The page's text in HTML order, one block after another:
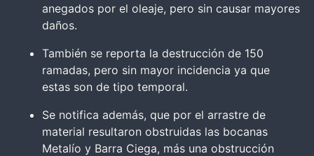
anegados por el oleaje, pero sin causar mayores
daños.
También se reporta la destrucción de 150
ramadas, pero sin mayor incidencia ya que
estas son de tipo temporal.
Se notifica además, que por el arrastre de
material resultaron obstruidas las bocanas
Metalío y Barra Ciega, más una obstrucción